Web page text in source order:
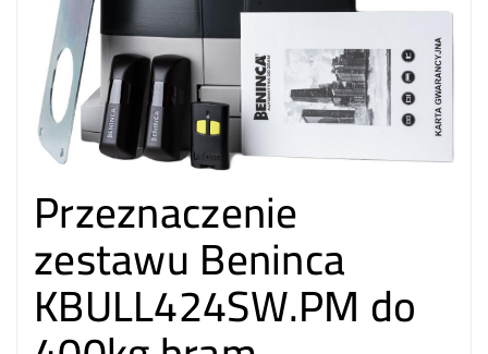
Przeznaczenie
zestawu Beninca
KBULL424SW.PM do